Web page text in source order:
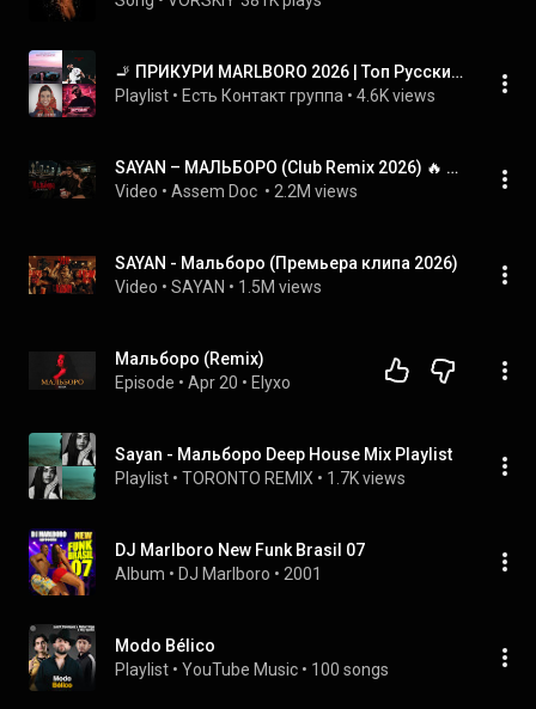
🚬 ПРИКУРИ MARLBORO 2026 | Топ Русских Хитов 2026 для Авто и Района 🚗| Driving Music 2026 🚗
Playlist • Есть Контакт группа • 4.6K views
SAYAN – МАЛЬБОРО (Club Remix 2026) 🔥 Лучшая версия!
Video • Assem Doc • 2.2M views
SAYAN - Мальборо (Премьера клипа 2026)
Video • SAYAN • 1.5M views
Мальборо (Remix)
Episode • Apr 20 • Elyxo
Sayan - Мальборо Deep House Mix Playlist
Playlist • TORONTO REMIX • 1.7K views
DJ Marlboro New Funk Brasil 07
Album • DJ Marlboro • 2001
Modo Bélico
Playlist • YouTube Music • 100 songs